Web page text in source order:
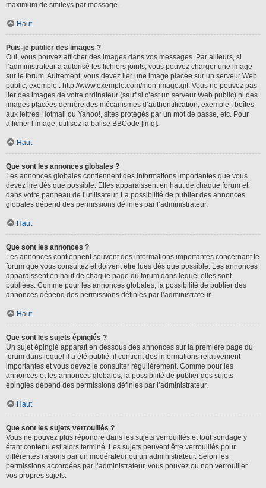
maximum de smileys par message.
Haut
Puis-je publier des images ?
Oui, vous pouvez afficher des images dans vos messages. Par ailleurs, si
l’administrateur a autorisé les fichiers joints, vous pouvez charger une image
sur le forum. Autrement, vous devez lier une image placée sur un serveur Web
public, exemple : http://www.exemple.com/mon-image.gif. Vous ne pouvez pas
lier des images de votre ordinateur (sauf si c’est un serveur Web public) ni des
images placées derrière des mécanismes d’authentification, exemple : boîtes
aux lettres Hotmail ou Yahoo!, sites protégés par un mot de passe, etc. Pour
afficher l’image, utilisez la balise BBCode [img].
Haut
Que sont les annonces globales ?
Les annonces globales contiennent des informations importantes que vous
devez lire dès que possible. Elles apparaissent en haut de chaque forum et
dans votre panneau de l’utilisateur. La possibilité de publier des annonces
globales dépend des permissions définies par l’administrateur.
Haut
Que sont les annonces ?
Les annonces contiennent souvent des informations importantes concernant le
forum que vous consultez et doivent être lues dès que possible. Les annonces
apparaissent en haut de chaque page du forum dans lequel elles sont
publiées. Comme pour les annonces globales, la possibilité de publier des
annonces dépend des permissions définies par l’administrateur.
Haut
Que sont les sujets épinglés ?
Un sujet épinglé apparaît en dessous des annonces sur la première page du
forum dans lequel il a été publié. il contient des informations relativement
importantes et vous devez le consulter régulièrement. Comme pour les
annonces et les annonces globales, la possibilité de publier des sujets
épinglés dépend des permissions définies par l’administrateur.
Haut
Que sont les sujets verrouillés ?
Vous ne pouvez plus répondre dans les sujets verrouillés et tout sondage y
étant contenu est alors terminé. Les sujets peuvent être verrouillés pour
différentes raisons par un modérateur ou un administrateur. Selon les
permissions accordées par l’administrateur, vous pouvez ou non verrouiller
vos propres sujets.